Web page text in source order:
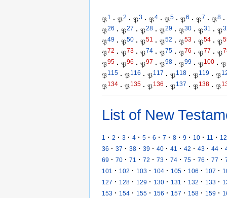
𝔓1 · 𝔓2 · 𝔓3 · 𝔓4 · 𝔓5 · 𝔓6 · 𝔓7 · 𝔓8 ·
𝔓26 · 𝔓27 · 𝔓28 · 𝔓29 · 𝔓30 · 𝔓31 · 𝔓
𝔓49 · 𝔓50 · 𝔓51 · 𝔓52 · 𝔓53 · 𝔓54 · 𝔓
𝔓72 · 𝔓73 · 𝔓74 · 𝔓75 · 𝔓76 · 𝔓77 · 𝔓
𝔓95 · 𝔓96 · 𝔓97 · 𝔓98 · 𝔓99 · 𝔓100 · 𝔓
𝔓115 · 𝔓116 · 𝔓117 · 𝔓118 · 𝔓119 · 𝔓
𝔓134 · 𝔓135 · 𝔓136 · 𝔓137 · 𝔓138 · 𝔓
List of New
1 · 2 · 3 · 4 · 5 · 6 · 7 · 8 · 9 · 10 · 11 · 12
36 · 37 · 38 · 39 · 40 · 41 · 42 · 43 · 44 ·
69 · 70 · 71 · 72 · 73 · 74 · 75 · 76 · 77 ·
101
· 102 · 103 · 104 · 105 · 106 · 107 ·
127 · 128 · 129 · 130 · 131 · 132 · 133 ·
153 · 154 · 155 · 156 · 157 · 158 · 159 ·